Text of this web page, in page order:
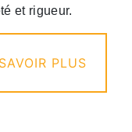
et rigueur.
PLUS